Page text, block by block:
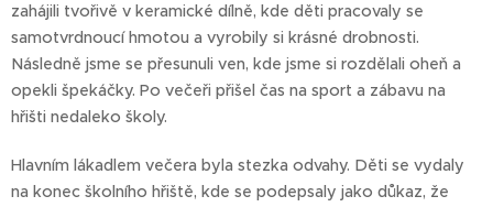
zahájili tvořivě v keramické dílně, kde děti pracovaly se
samotvrdnoucí hmotou a vyrobily si krásné drobnosti.
Následně jsme se přesunuli ven, kde jsme si rozdělali oheň a
opekli špekáčky. Po večeři přišel čas na sport a zábavu na
hřišti nedaleko školy.
Hlavním lákadlem večera byla stezka odvahy. Děti se vydaly
na konec školního hřiště, kde se podepsaly jako důkaz, že